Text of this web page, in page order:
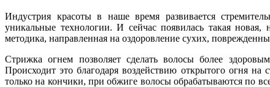
Индустрия красоты в наше время развивается
уникальные технологии. И сейчас появилась такая
методика, направленная на оздоровление сухих,
Стрижка огнем позволяет сделать волосы более
Происходит это благодаря воздействию открытого огня
только на кончики, при обжиге волосы обрабатываются по